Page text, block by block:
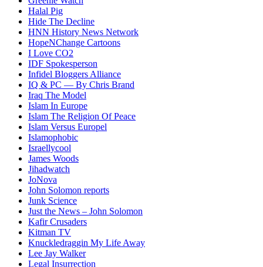
Halal Pig
Hide The Decline
HNN History News Network
HopeNChange Cartoons
I Love CO2
IDF Spokesperson
Infidel Bloggers Alliance
IQ & PC — By Chris Brand
Iraq The Model
Islam In Europe
Islam The Religion Of Peace
Islam Versus Europel
Islamophobic
Israellycool
James Woods
Jihadwatch
JoNova
John Solomon reports
Junk Science
Just the News – John Solomon
Kafir Crusaders
Kitman TV
Knuckledraggin My Life Away
Lee Jay Walker
Legal Insurrection